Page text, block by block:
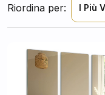
Riordina per:
I Più